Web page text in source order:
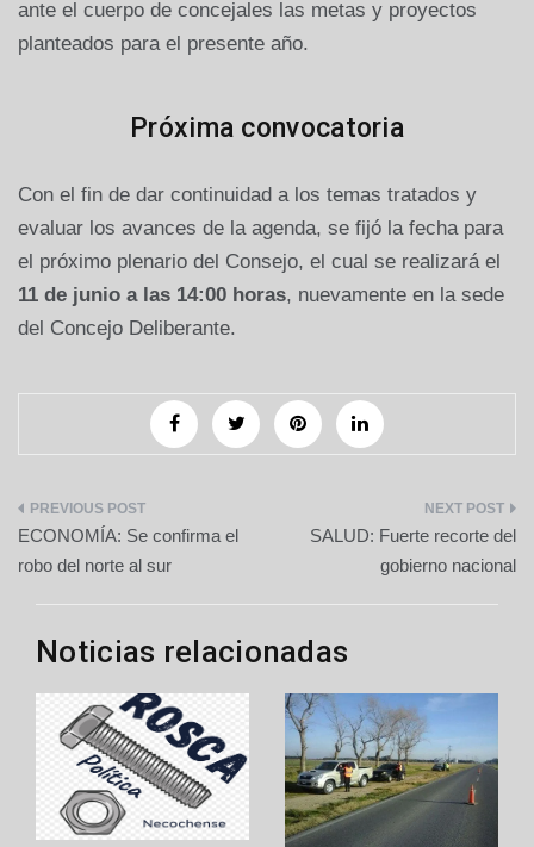
ante el cuerpo de concejales las metas y proyectos
planteados para el presente año.
Próxima convocatoria
Con el fin de dar continuidad a los temas tratados y
evaluar los avances de la agenda, se fijó la fecha para
el próximo plenario del Consejo, el cual se realizará el
11 de junio a las 14:00 horas, nuevamente en la sede
del Concejo Deliberante.
Navegación
de
entradas
ECONOMÍA: Se confirma el
robo del norte al sur
SALUD: Fuerte recorte del
gobierno nacional
Noticias relacionadas